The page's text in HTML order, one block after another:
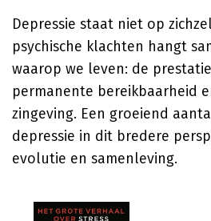
Depressie staat niet op
psychische klachten hangt
waarop we leven: de
permanente bereikbaarheid
zingeving. Een groeiend
depressie in dit bredere
evolutie en samenleving.